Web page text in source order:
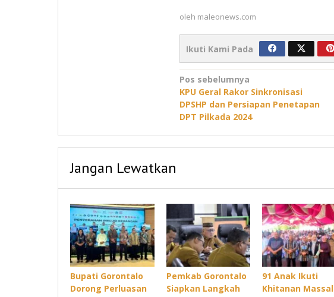
oleh maleonews.com
Ikuti Kami Pada
Navigasi
pos
Pos sebelumnya
KPU Geral Rakor Sinkronisasi
DPSHP dan Persiapan Penetapan
DPT Pilkada 2024
Jangan Lewatkan
Bupati Gorontalo
Dorong Perluasan
Pemkab Gorontalo
Siapkan Langkah
91 Anak Ikuti
Khitanan Massal